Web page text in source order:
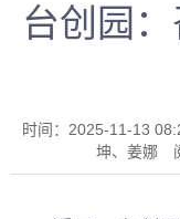
台创园
时间：2025-11-13
坤、姜娜